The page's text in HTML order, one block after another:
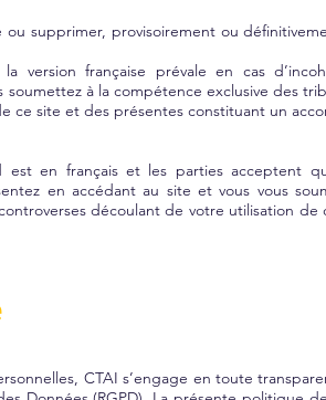
supprimer, provisoirement ou
française prévale en cas
à la compétence exclusive des
site et des présentes constituant un
en français et les parties acceptent
en accédant au site et vous vous
découlant de votre utilisation
CTAI s’engage en toute